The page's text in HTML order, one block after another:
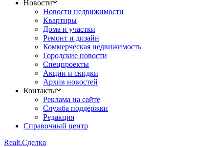
Новости
Новости недвижимости
Квартиры
Дома и участки
Ремонт и дизайн
Коммерческая недвижимость
Городские новости
Спецпроекты
Акции и скидки
Архив новостей
Контакты
Реклама на сайте
Служба поддержки
Редакция
Справочный центр
Realt.Сделка